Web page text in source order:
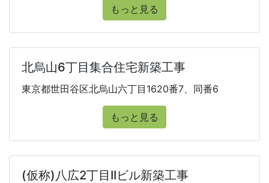
もっと見る
北烏山6丁目集合住宅新築工事
東京都世田谷区北烏山六丁目1620番7、同番6
もっと見る
(仮称)八広2丁目IIビル新築工事